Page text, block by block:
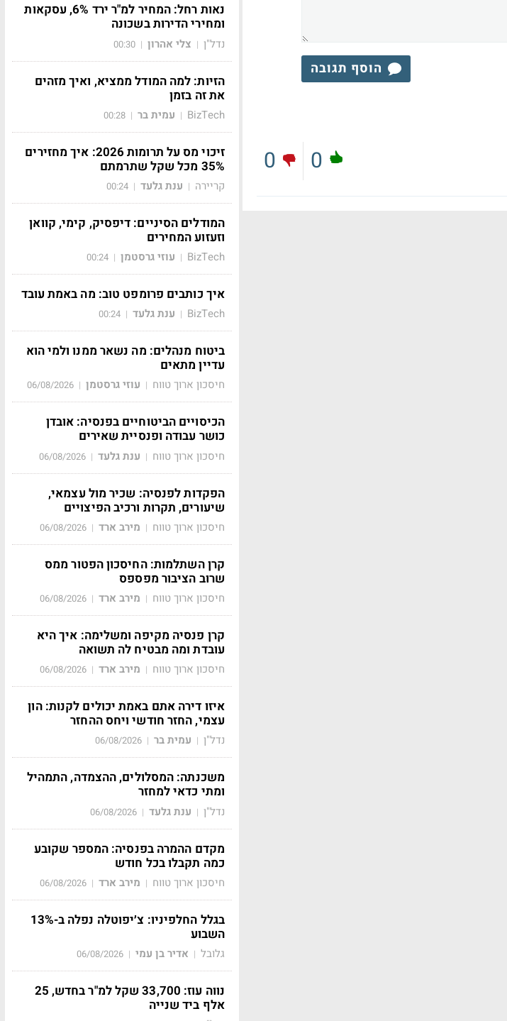
הוסף תגובה
0
0
נאות רחל: המחיר למ"ר ירד 6%, עסקאות
ומחירי הדירות בשכונה
נדל"ן | צלי אהרון |
00:30
הזיות: למה המודל ממציא, ואיך מזהים
את זה בזמן
BizTech
| עמית בר |
00:28
זיכוי מס על תרומות 2026: איך מחזירים
35% מכל שקל שתרמתם
קריירה | ענת גלעד |
00:24
המודלים הסיניים: דיפסיק, קימי, קוואן
וזעזוע המחירים
BizTech
| עוזי גרסטמן |
00:24
איך כותבים פרומפט טוב: מה באמת עובד
BizTech
| ענת גלעד |
00:24
ביטוח מנהלים: מה נשאר ממנו ולמי הוא
עדיין מתאים
חיסכון ארוך טווח | עוזי גרסטמן |
06/08/2026
הכיסויים הביטוחיים בפנסיה: אובדן
כושר עבודה ופנסיית שאירים
חיסכון ארוך טווח | ענת גלעד |
06/08/2026
הפקדות לפנסיה: שכיר מול עצמאי,
שיעורים, תקרות ורכיב הפיצויים
חיסכון ארוך טווח | מירב ארד |
06/08/2026
קרן השתלמות: החיסכון הפטור ממס
שרוב הציבור מפספס
חיסכון ארוך טווח | מירב ארד |
06/08/2026
קרן פנסיה מקיפה ומשלימה: איך היא
עובדת ומה מבטיח לה תשואה
חיסכון ארוך טווח | מירב ארד |
06/08/2026
איזו דירה אתם באמת יכולים לקנות: הון
עצמי, החזר חודשי ויחס ההחזר
נדל"ן | עמית בר |
06/08/2026
משכנתה: המסלולים, ההצמדה, התמהיל
ומתי כדאי למחזר
נדל"ן | ענת גלעד |
06/08/2026
מקדם ההמרה בפנסיה: המספר שקובע
כמה תקבלו בכל חודש
חיסכון ארוך טווח | מירב ארד |
06/08/2026
בגלל החלפיניו: צ׳יפוטלה נפלה ב-13%
השבוע
גלובל | אדיר בן עמי |
06/08/2026
נווה עוז: 33,700 שקל למ"ר בחדש, 25
אלף ביד שנייה